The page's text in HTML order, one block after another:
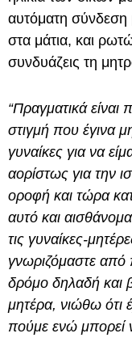
αυτόματη σύνδεση
στα μάτια, και
συνδυάζεις τη
“Πραγματικά
στιγμή που έγινα
γυναίκες για να
αορίστως για την
οροφή και τώρα
αυτό και
τις γυναίκες-
γνωριζόμαστε από
δρόμο δηλαδή και
μητέρα, νιώθω ότι
πούμε ενώ μπορεί